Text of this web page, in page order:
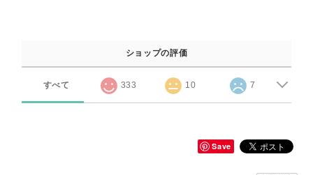
ショップの評価
すべて 333 10 7
Save